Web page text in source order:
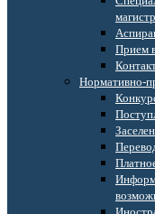
Прием
Нормативно-